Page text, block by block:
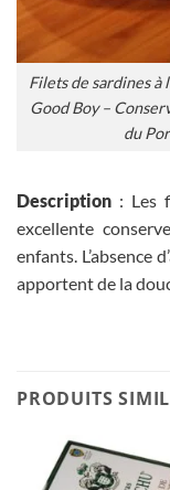
Filets de sardines à
Good Boy –
du
Description : Les
excellente
enfants. L’absence
apportent de la
PRODUITS